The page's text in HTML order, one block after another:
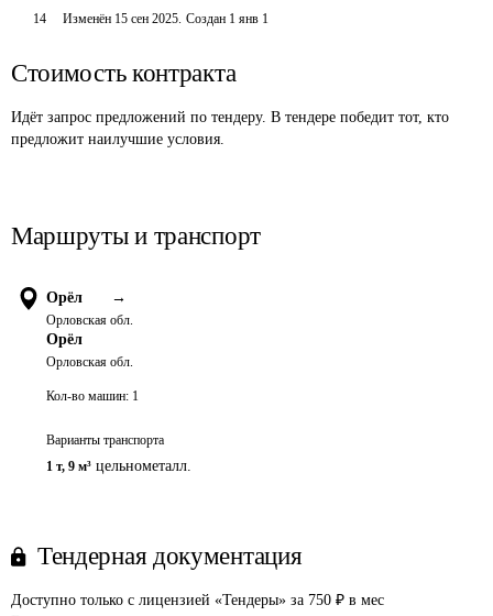
14 Изменён 15 сен 2025. Создан 1 янв 1
Стоимость контракта
Идёт запрос предложений по тендеру. В тендере победит тот, кто
предложит наилучшие условия.
Маршруты и транспорт
Орёл →
Орловская обл.
Орёл
Орловская обл.
Кол-во машин: 1
Варианты транспорта
1 т, 9 м³ цельнометалл.
Тендерная документация
Доступно только с лицензией «Тендеры» за 750 ₽ в мес